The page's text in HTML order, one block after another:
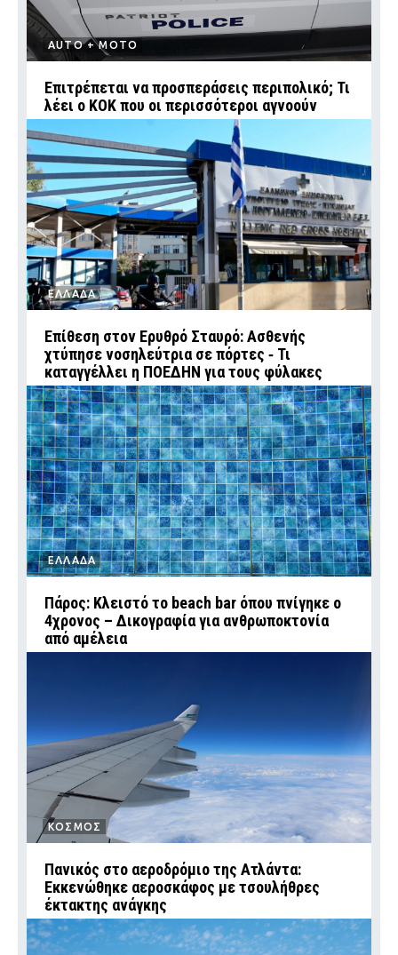
AUTO + MOTO
Επιτρέπεται να προσπεράσεις περιπολικό; Τι
λέει ο ΚΟΚ που οι περισσότεροι αγνοούν
ΕΛΛΑΔΑ
Επίθεση στον Ερυθρό Σταυρό: Ασθενής
χτύπησε νοσηλεύτρια σε πόρτες ‑ Τι
καταγγέλλει η ΠΟΕΔΗΝ για τους φύλακες
ΕΛΛΑΔΑ
Πάρος: Κλειστό το beach bar όπου πνίγηκε ο
4χρονος – Δικογραφία για ανθρωποκτονία
από αμέλεια
ΚΟΣΜΟΣ
Πανικός στο αεροδρόμιο της Ατλάντα:
Εκκενώθηκε αεροσκάφος με τσουλήθρες
έκτακτης ανάγκης